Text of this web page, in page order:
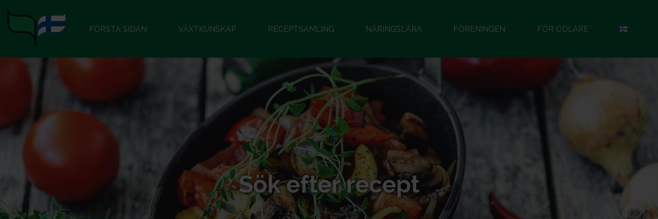
FÖRSTA SIDAN VÄXTKUNSKAP RECEPTSAMLING NÄRINGSLÄRA FÖRENINGEN FÖR ODLARE
Sök efter recept